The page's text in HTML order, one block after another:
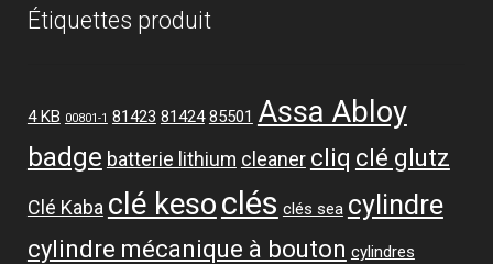
Étiquettes produit
4 KB 00801-1 81423 81424 85501 Assa Abloy
badge batterie lithium cleaner cliq clé glutz
Clé Kaba clé kesoclés clés sea cylindre
cylindre mécanique à bouton cylindres